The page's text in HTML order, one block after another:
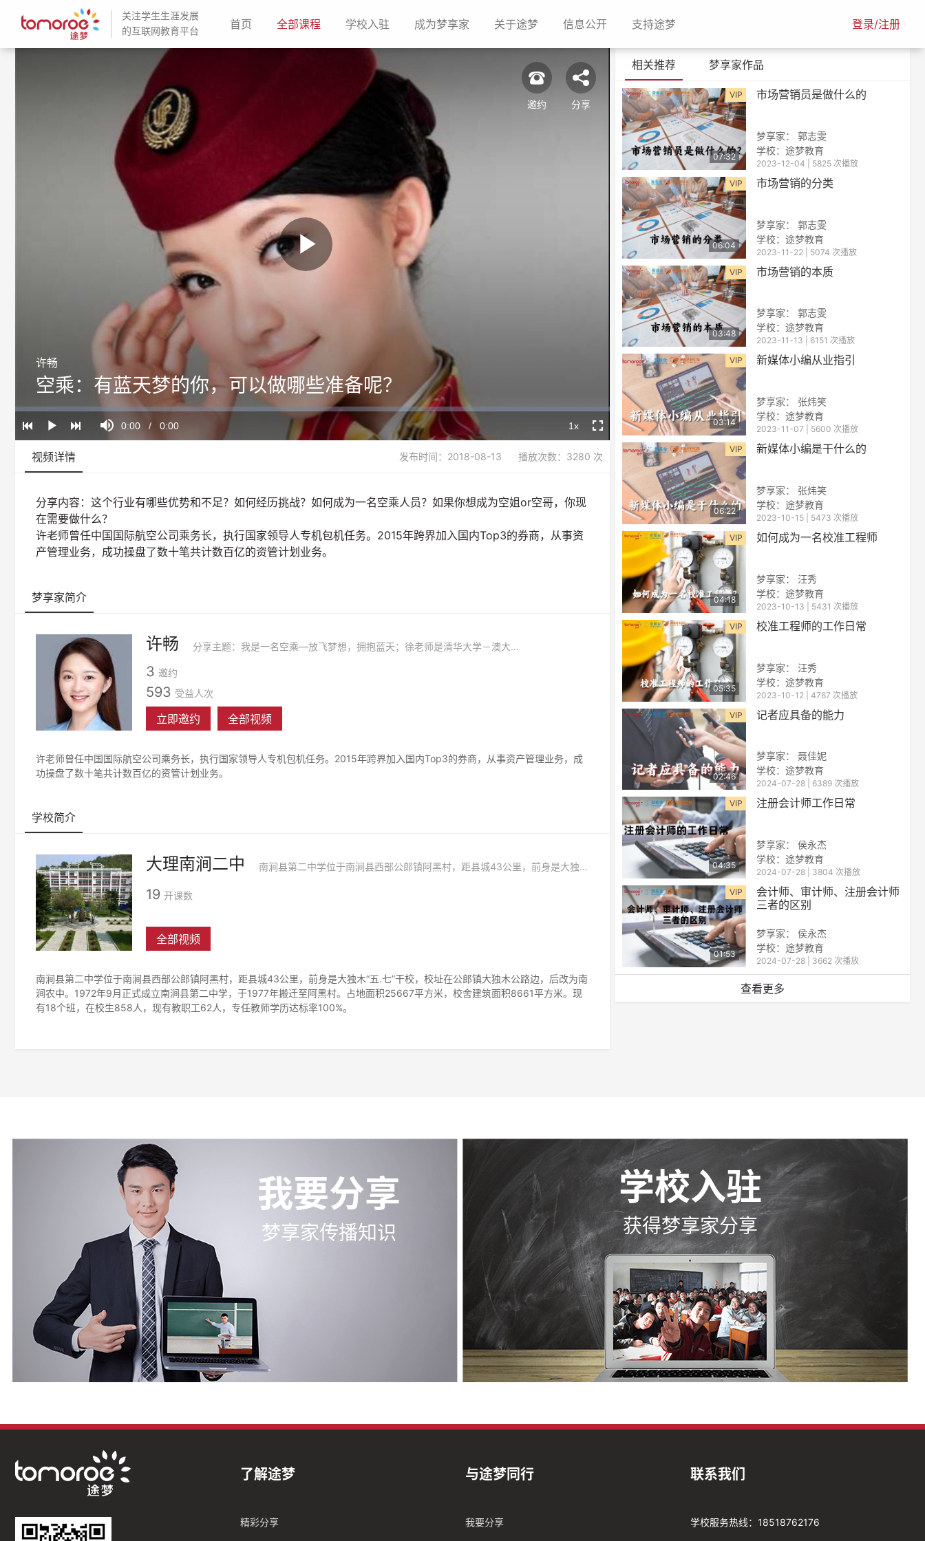
关注学生生涯发展
的互联网教育平台
首页(current)全部课程(current)学校入驻(current)成为梦享家(current)关于途梦(current)信息公开(current)支持途梦(current) 登录/注册
Play
Video
Play
Current
0:00 / Duration
0:00
Loaded:
0%
Progress:
0%
Playback
Rate
1x Fullscreen
许畅
空乘：有蓝天梦的你，可以做哪些准备呢？
邀约 分享
视频详情 发布时间：2018-08-13 播放次数：3280 次
分享内容：这个行业有哪些优势和不足？如何经历挑战？如何成为一名空乘人员？如果你想成为空姐or空哥，你现
在需要做什么？
许老师曾任中国国际航空公司乘务长，执行国家领导人专机包机任务。2015年跨界加入国内Top3的券商，从事资
产管理业务，成功操盘了数十笔共计数百亿的资管计划业务。
梦享家简介
许畅 分享主题：我是一名空乘—放飞梦想，拥抱蓝天；徐老师是清华大学－澳大利亚国立大学管理学硕士，兴趣广泛，多才多艺。
3 邀约
593 受益人次
立即邀约 全部视频
许老师曾任中国国际航空公司乘务长，执行国家领导人专机包机任务。2015年跨界加入国内Top3的券商，从事资产管理业务，成
功操盘了数十笔共计数百亿的资管计划业务。
学校简介
大理南涧二中 南涧县第二中学位于南涧县西部公郎镇阿黑村，距县城43公里，前身是大独木“五.七”干校，校址在公郎镇大独木公路边，后改为南涧农中。
19 开课数
全部视频
南涧县第二中学位于南涧县西部公郎镇阿黑村，距县城43公里，前身是大独木“五.七”干校，校址在公郎镇大独木公路边，后改为南
涧农中。1972年9月正式成立南涧县第二中学，于1977年搬迁至阿黑村。占地面积25667平方米，校舍建筑面积8661平方米。现
有18个班，在校生858人，现有教职工62人，专任教师学历达标率100%。
相关推荐 梦享家作品
VIP
07:32
市场营销员是做什么的
梦享家： 郭志雯
学校：途梦教育
2023-12-04 | 5825 次播放
VIP
06:04
市场营销的分类
梦享家： 郭志雯
学校：途梦教育
2023-11-22 | 5074 次播放
VIP
03:48
市场营销的本质
梦享家： 郭志雯
学校：途梦教育
2023-11-13 | 6151 次播放
VIP
03:14
新媒体小编从业指引
梦享家： 张炜笑
学校：途梦教育
2023-11-07 | 5600 次播放
VIP
06:22
新媒体小编是干什么的
梦享家： 张炜笑
学校：途梦教育
2023-10-15 | 5473 次播放
VIP
04:18
如何成为一名校准工程师
梦享家： 汪秀
学校：途梦教育
2023-10-13 | 5431 次播放
VIP
05:35
校准工程师的工作日常
梦享家： 汪秀
学校：途梦教育
2023-10-12 | 4767 次播放
VIP
02:46
记者应具备的能力
梦享家： 聂佳妮
学校：途梦教育
2024-07-28 | 6389 次播放
VIP
04:35
注册会计师工作日常
梦享家： 侯永杰
学校：途梦教育
2024-07-28 | 3804 次播放
VIP
01:53
会计师、审计师、注册会计师
三者的区别
梦享家： 侯永杰
学校：途梦教育
2024-07-28 | 3662 次播放
查看更多
我要分享
梦享家传播知识
学校入驻
获得梦享家分享
了解途梦
精彩分享
与途梦同行
我要分享
联系我们
学校服务热线：18518762176